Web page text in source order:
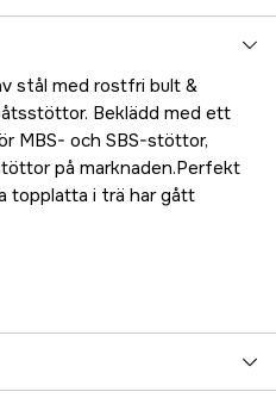
stål med rostfri bult &
Beklädd med ett
MBS- och SBS-stöttor,
på marknaden.Perfekt
topplatta i trä har gått